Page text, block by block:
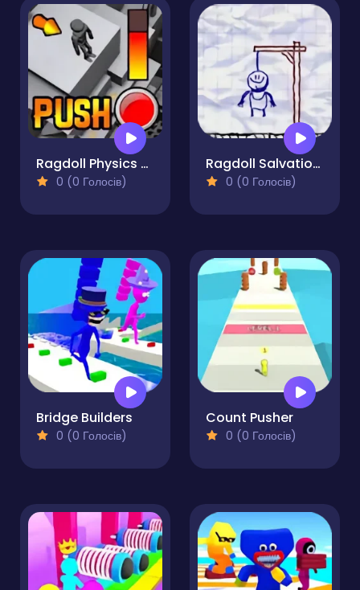
Ragdoll Physics Push
0 (0 Голосів)
Ragdoll Salvation - Bow Master
0 (0 Голосів)
Bridge Builders
0 (0 Голосів)
Count Pusher
0 (0 Голосів)